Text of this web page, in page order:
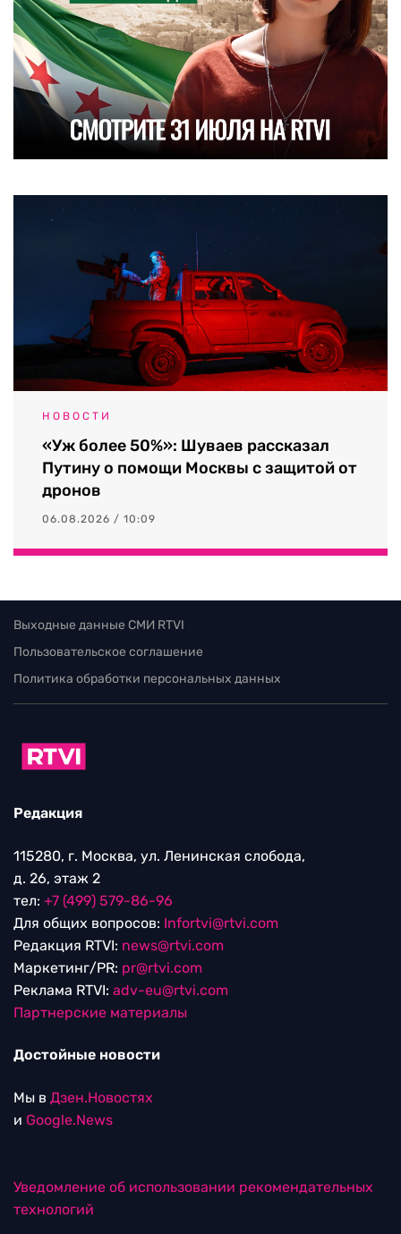
НОВОСТИ
«Уж более 50%»: Шуваев рассказал
Путину о помощи Москвы с защитой от
дронов
06.08.2026 / 10:09
Выходные данные СМИ RTVI
Пользовательское соглашение
Политика обработки персональных данных
Редакция
115280, г. Москва, ул. Ленинская слобода,
д. 26, этаж 2
тел: +7 (499) 579-86-96
Для общих вопросов: Infortvi@rtvi.com
Редакция RTVI: news@rtvi.com
Маркетинг/PR: pr@rtvi.com
Реклама RTVI: adv-eu@rtvi.com
Партнерские материалы
Достойные новости
Мы в Дзен.Новостях
и Google.News
Уведомление об использовании рекомендательных
технологий